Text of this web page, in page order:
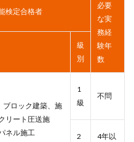
検定合格者
必要
な実
務経
験年
数
級
別
ブロック建築、施
リート圧送施
ネル施工
1
級
不問
2
4年以